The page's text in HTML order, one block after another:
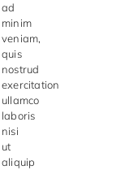
ad
minim
veniam,
quis
nostrud
exercitation
ullamco
laboris
nisi
ut
aliquip